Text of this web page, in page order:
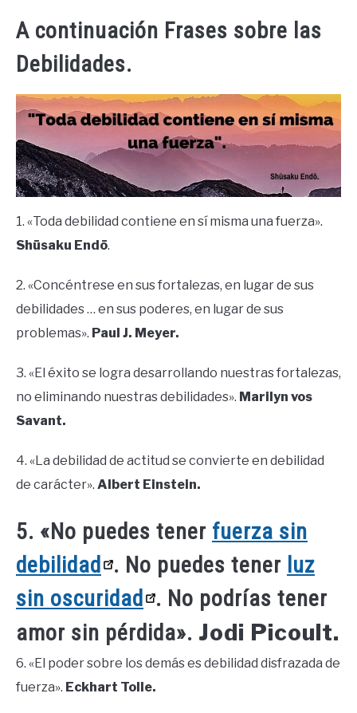
A continuación Frases sobre las
Debilidades.
1. «Toda debilidad contiene en sí misma una fuerza».
Shūsaku Endō.
2. «Concéntrese en sus fortalezas, en lugar de sus
debilidades … en sus poderes, en lugar de sus
problemas». Paul J. Meyer.
3. «El éxito se logra desarrollando nuestras fortalezas,
no eliminando nuestras debilidades». Marilyn vos
Savant.
4. «La debilidad de actitud se convierte en debilidad
de carácter». Albert Einstein.
5. «No puedes tener fuerza sin
debilidad
. No puedes tener luz
sin oscuridad
. No podrías tener
amor sin pérdida». Jodi Picoult.
6. «El poder sobre los demás es debilidad disfrazada de
fuerza». Eckhart Tolle.